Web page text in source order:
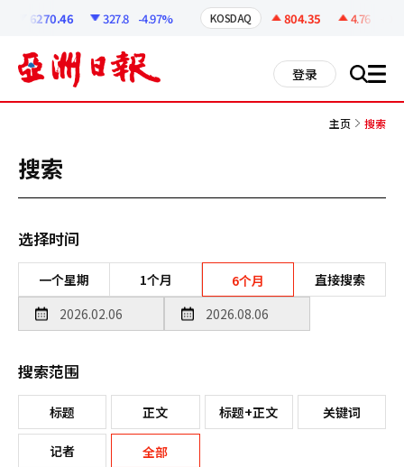
6270.46 327.8 -4.97% KOSDAQ 804.35 4.76
登录 搜 all
主页 搜索
搜索
选择时间
一个星期 1个月 6个月 直接搜索
搜索范围
标题 正文 标题+正文 关键词
记者 全部